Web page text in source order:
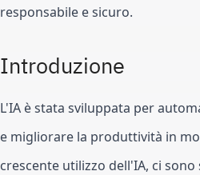
responsabile e sicuro.
Introduzione
L'IA è stata sviluppata per
e migliorare la produttività in
crescente utilizzo dell'IA, ci